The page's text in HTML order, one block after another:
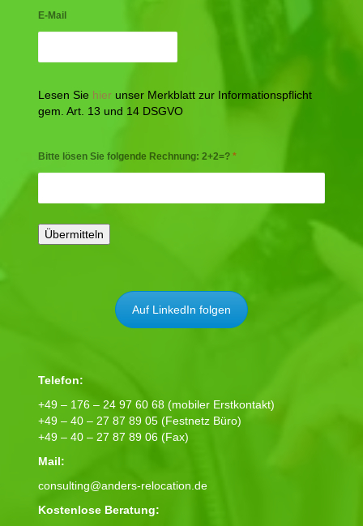
E-Mail
Lesen Sie hier unser Merkblatt zur Informationspflicht
gem. Art. 13 und 14 DSGVO
Bitte lösen Sie folgende Rechnung: 2+2=? *
Auf LinkedIn folgen
Telefon:
+49 – 176 – 24 97 60 68 (mobiler Erstkontakt)
+49 – 40 – 27 87 89 05 (Festnetz Büro)
+49 – 40 – 27 87 89 06 (Fax)
Mail:
consulting@anders-relocation.de
Kostenlose Beratung: